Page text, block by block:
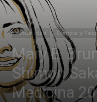
Actualidad Ciencia y
Mary E.
Shimon
Medicina